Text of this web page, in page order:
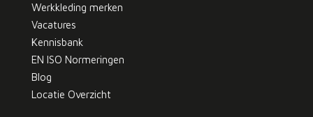
Werkkleding merken
Vacatures
Kennisbank
EN ISO Normeringen
Blog
Locatie Overzicht